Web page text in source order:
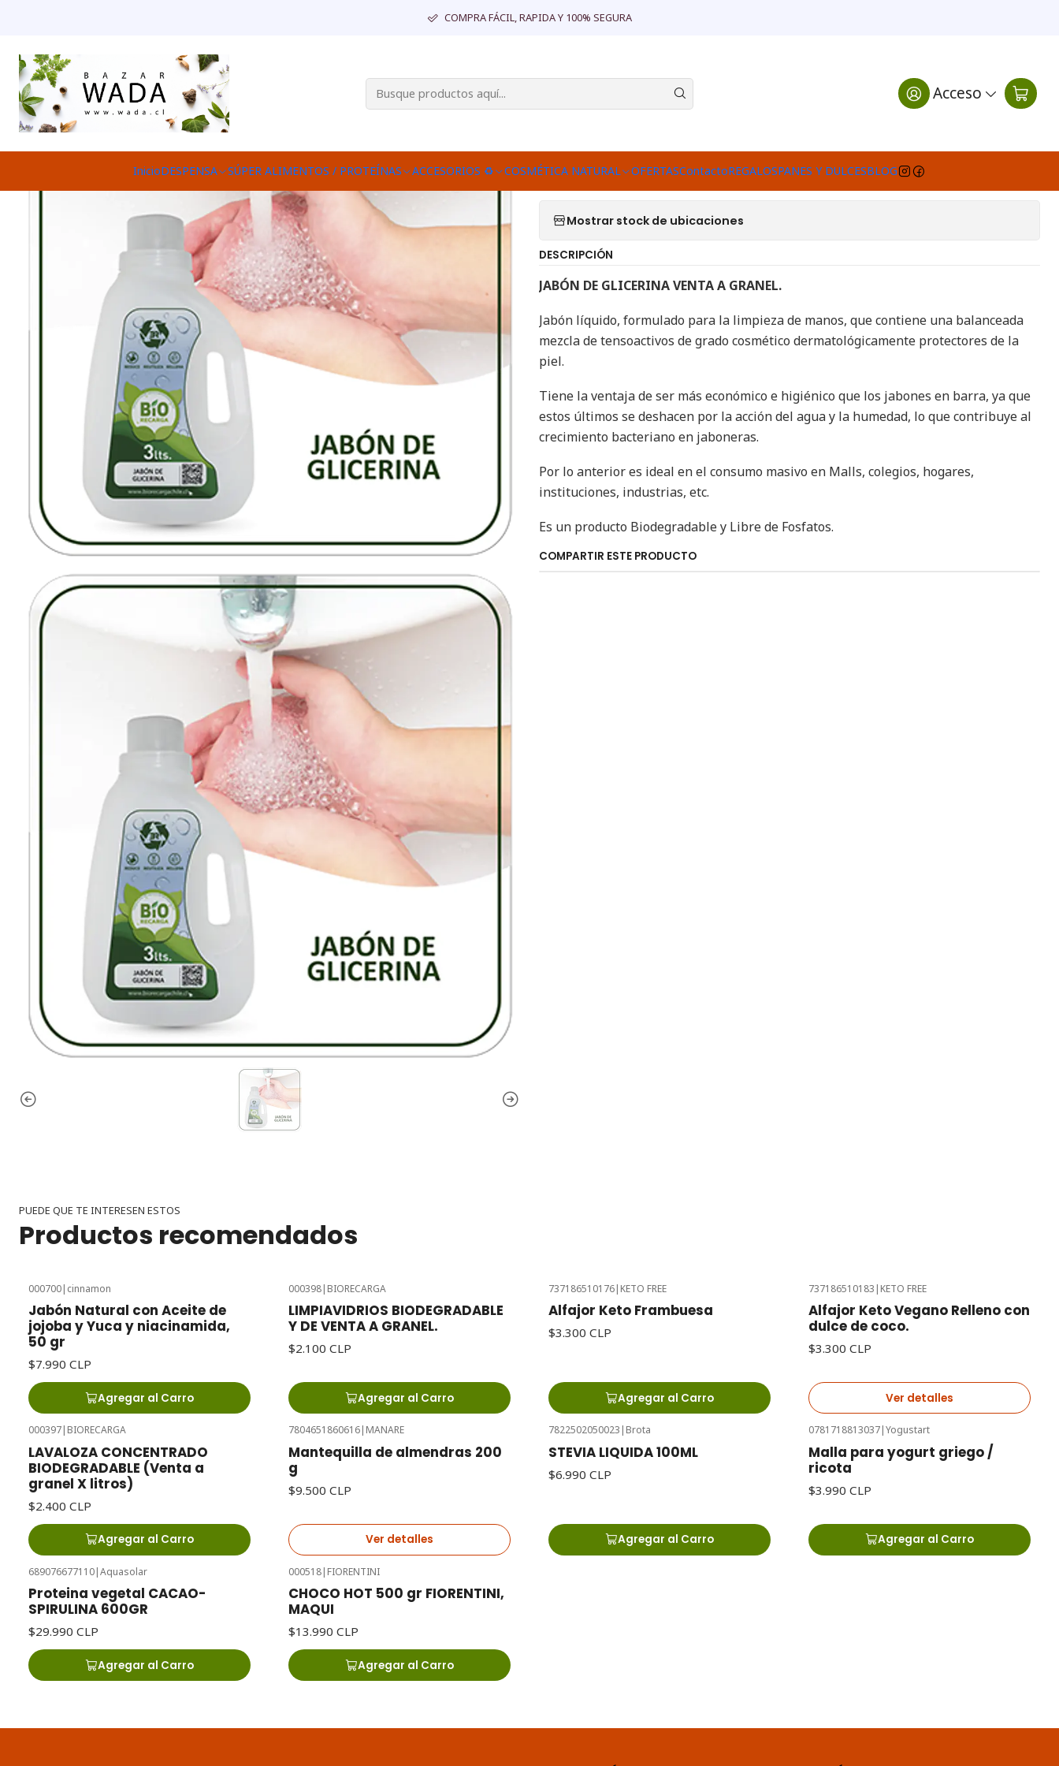
Acceso
InicioDESPENSA SÚPER ALIMENTOS / PROTEÍNAS ACCESORIOS ♻ COSMÉTICA NATURAL OFERTASContactoREGALOSPANES Y DULCESBLOG
COMPRA FÁCIL, RAPIDA Y 100% SEGURA
DESPENSA A GRANEL JABÓN DE GLICERINA A GRANEL.
JABÓN DE GLICERINA A GRANEL.
Agregar a la lista de favoritos
Mostrar stock de ubicaciones
DESCRIPCIÓN
JABÓN DE GLICERINA VENTA A GRANEL.
Jabón líquido, formulado para la limpieza de manos, que contiene una balanceada
mezcla de tensoactivos de grado cosmético dermatológicamente protectores de la
piel.
Tiene la ventaja de ser más económico e higiénico que los jabones en barra, ya que
estos últimos se deshacen por la acción del agua y la humedad, lo que contribuye al
crecimiento bacteriano en jaboneras.
Por lo anterior es ideal en el consumo masivo en Malls, colegios, hogares,
instituciones, industrias, etc.
Es un producto Biodegradable y Libre de Fosfatos.
COMPARTIR ESTE PRODUCTO
PUEDE QUE TE INTERESEN ESTOS
Productos recomendados
000700| cinnamon
Jabón Natural con Aceite de
jojoba y Yuca y niacinamida,
50 gr
$7.990 CLP
Agregar al Carro
000398| BIORECARGA
LIMPIAVIDRIOS BIODEGRADABLE
Y DE VENTA A GRANEL.
$2.100 CLP
Agregar al Carro
737186510176| KETO FREE
Alfajor Keto Frambuesa
$3.300 CLP
Agregar al Carro
Agotado
737186510183 | KETO FREE
Alfajor Keto Vegano Relleno con
dulce de coco.
$3.300 CLP
Ver detalles
000397| BIORECARGA
LAVALOZA CONCENTRADO
BIODEGRADABLE (Venta a
granel X litros)
$2.400 CLP
Agregar al Carro
7804651860616| MANARE
Mantequilla de almendras 200
g
$9.500 CLP
Ver detalles
7822502050023 | Brota
STEVIA LIQUIDA 100ML
$6.990 CLP
Agregar al Carro
0781718813037|Yogustart
Malla para yogurt griego /
ricota
$3.990 CLP
Agregar al Carro
689076677110|Aquasolar
Proteina vegetal CACAO-
SPIRULINA 600GR
$29.990 CLP
Agregar al Carro
000518| FIORENTINI
CHOCO HOT 500 gr FIORENTINI,
MAQUI
$13.990 CLP
Agregar al Carro